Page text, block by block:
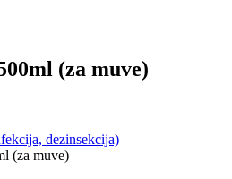
(za muve)
dezinsekcija)
(za muve)